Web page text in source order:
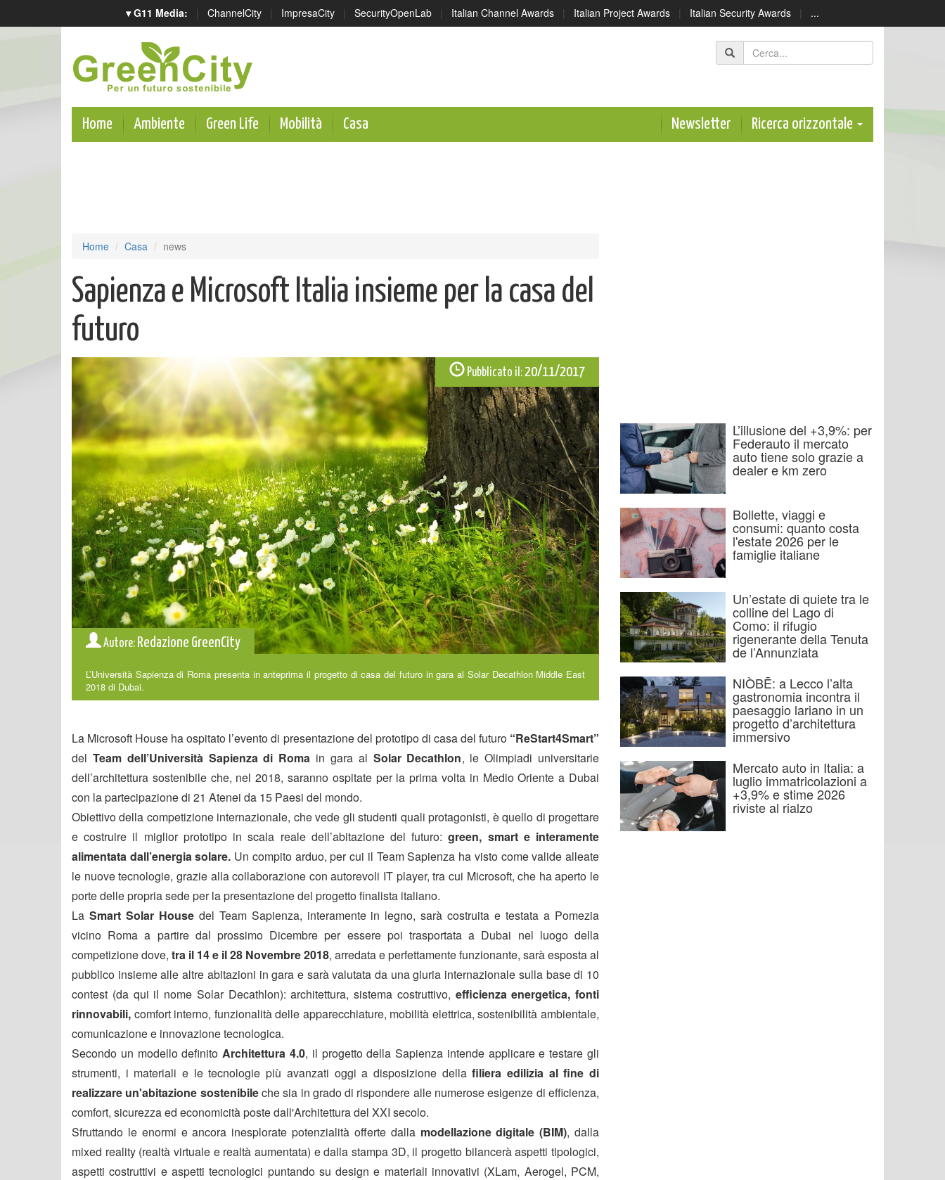
▾ G11 Media: | ChannelCity | ImpresaCity | SecurityOpenLab | Italian Channel Awards | Italian Project Awards | Italian Security Awards | ...
Home Ambiente Green Life Mobilità Casa Newsletter Ricerca orizzontale
Home Casa news
Sapienza e Microsoft Italia insieme per la casa del
futuro
Pubblicato il:20/11/2017
Autore: Redazione GreenCity
L’Università Sapienza di Roma presenta in anteprima il progetto di casa del futuro in gara al Solar Decathlon Middle East
2018 di Dubai.
La Microsoft House ha ospitato l’evento di presentazione del prototipo di casa del futuro “ReStart4Smart”
del Team dell’Università Sapienza di Roma in gara al Solar Decathlon, le Olimpiadi universitarie
dell’architettura sostenibile che, nel 2018, saranno ospitate per la prima volta in Medio Oriente a Dubai
con la partecipazione di 21 Atenei da 15 Paesi del mondo.
Obiettivo della competizione internazionale, che vede gli studenti quali protagonisti, è quello di progettare
e costruire il miglior prototipo in scala reale dell’abitazione del futuro:green, smart e interamente
alimentata dall’energia solare. Un compito arduo, per cui il Team Sapienza ha visto come valide alleate
le nuove tecnologie, grazie alla collaborazione con autorevoli IT player, tra cui Microsoft, che ha aperto le
porte delle propria sede per la presentazione del progetto finalista italiano.
La Smart Solar Housedel Team Sapienza, interamente in legno, sarà costruita e testata a Pomezia
vicino Roma a partire dal prossimo Dicembre per essere poi trasportata a Dubai nel luogo della
competizione dove, tra il 14 e il 28 Novembre 2018, arredata e perfettamente funzionante, sarà esposta al
pubblico insieme alle altre abitazioni in gara e sarà valutata da una giuria internazionale sulla base di 10
contest (da qui il nome Solar Decathlon): architettura, sistema costruttivo, efficienza energetica, fonti
rinnovabili, comfort interno, funzionalità delle apparecchiature, mobilità elettrica, sostenibilità ambientale,
comunicazione e innovazione tecnologica.
Secondo un modello definitoArchitettura 4.0, il progetto della Sapienza intende applicare e testare gli
strumenti, i materiali e le tecnologie più avanzati oggi a disposizione dellafiliera edilizia al fine di
realizzare un'abitazione sostenibileche sia in grado di rispondere alle numerose esigenze di efficienza,
comfort, sicurezza ed economicità poste dall'Architettura del XXI secolo.
Sfruttando le enormi e ancora inesplorate potenzialità offerte dallamodellazione digitale (BIM), dalla
mixed reality (realtà virtuale e realtà aumentata) e dalla stampa 3D, il progetto bilancerà aspetti tipologici,
aspetti costruttivi e aspetti tecnologici puntando su design e materiali innovativi (XLam, Aerogel, PCM,
L’illusione del +3,9%: per
Federauto il mercato
auto tiene solo grazie a
dealer e km zero
Bollette, viaggi e
consumi: quanto costa
l'estate 2026 per le
famiglie italiane
Un’estate di quiete tra le
colline del Lago di
Como: il rifugio
rigenerante della Tenuta
de l’Annunziata
NIÒBĒ: a Lecco l’alta
gastronomia incontra il
paesaggio lariano in un
progetto d’architettura
immersivo
Mercato auto in Italia: a
luglio immatricolazioni a
+3,9% e stime 2026
riviste al rialzo